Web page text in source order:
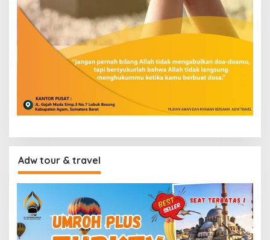
Adw tour & travel